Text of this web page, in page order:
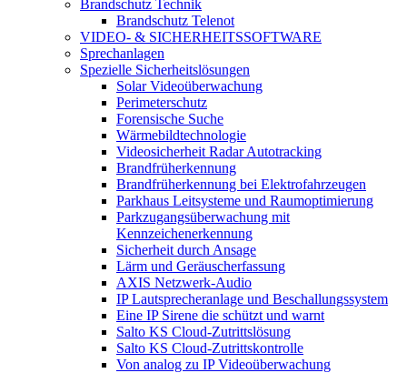
Brandschutz Technik
Brandschutz Telenot
VIDEO- & SICHERHEITSSOFTWARE
Sprechanlagen
Spezielle Sicherheitslösungen
Solar Videoüberwachung
Perimeterschutz
Forensische Suche
Wärmebildtechnologie
Videosicherheit Radar Autotracking​
Brandfrüherkennung
Brandfrüherkennung bei Elektrofahrzeugen
Parkhaus Leitsysteme und Raumoptimierung
Parkzugangsüberwachung mit
Kennzeichenerkennung
Sicherheit durch Ansage
Lärm und Geräuscherfassung
AXIS Netzwerk-Audio
IP Lautsprecheranlage und Beschallungssystem
Eine IP Sirene die schützt und warnt
Salto KS Cloud-Zutrittslösung
Salto KS Cloud-Zutrittskontrolle
Von analog zu IP Videoüberwachung